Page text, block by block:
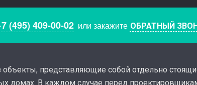
(495) 409-00-02или закажите ОБРАТНЫЙ
объекты, представляющие собой отдельно
домах. В каждом случае перед